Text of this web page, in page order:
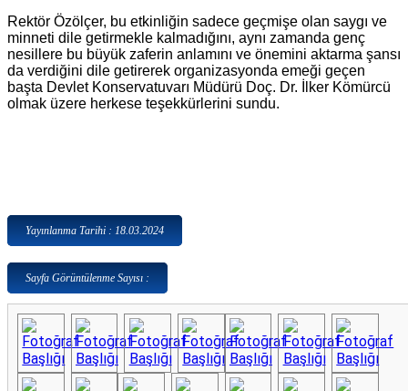
Rektör Özölçer, bu etkinliğin sadece geçmişe olan saygı ve
minneti dile getirmekle kalmadığını, aynı zamanda genç
nesillere bu büyük zaferin anlamını ve önemini aktarma şansı
da verdiğini dile getirerek organizasyonda emeği geçen
başta Devlet Konservatuvarı Müdürü Doç. Dr. İlker Kömürcü
olmak üzere herkese teşekkürlerini sundu.
Yayınlanma Tarihi : 18.03.2024
Sayfa Görüntülenme Sayısı :